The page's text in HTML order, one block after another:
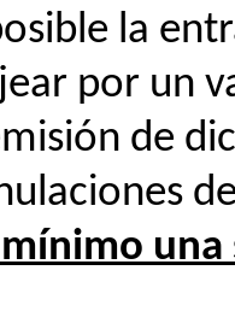
la
por un
de